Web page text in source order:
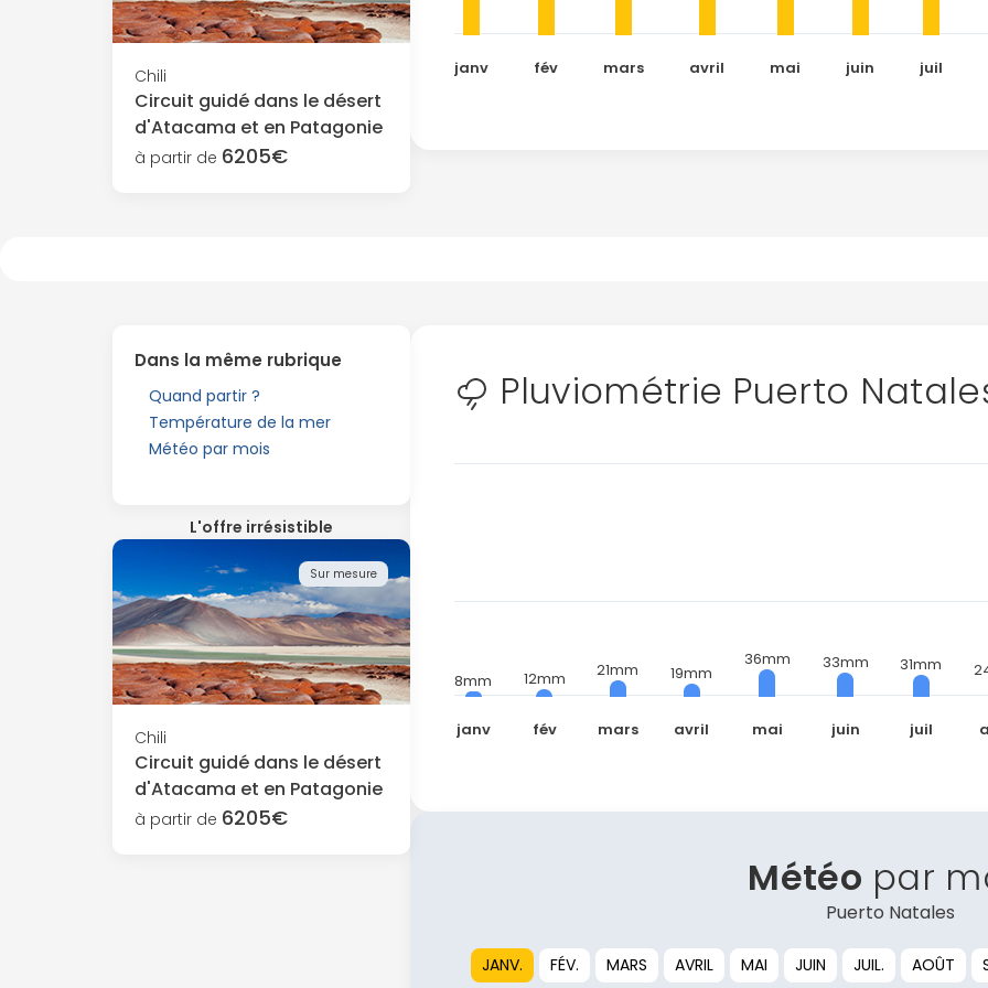
Chili
Circuit guidé dans le désert
d'Atacama et en Patagonie
à partir de 6205€
janv fév mars avril mai juin juil
Dans la même rubrique
Quand partir ?
Température de la mer
Météo par mois
L'offre irrésistible
Chili
Circuit guidé dans le désert
d'Atacama et en Patagonie
à partir de 6205€
Sur mesure
Pluviométrie Puerto
janv
8mm
fév
12mm
mars
21mm
avril
19mm
mai
36mm
juin
33mm
juil
31mm
Météo par
Puerto Natales
JANV. FÉV. MARS AVRIL MAI JUIN JUIL. AOÛT